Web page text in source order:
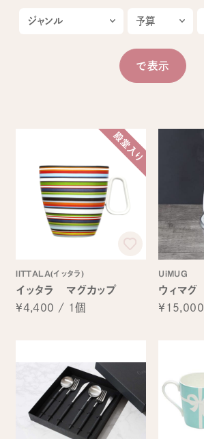
IITTALA(イッタラ)
イッタラ マグカップ
¥4,400 / 1個
UiMUG
ウィマグ
¥15,000